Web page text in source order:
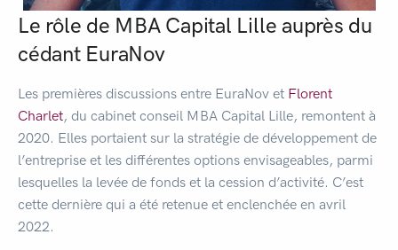
Le rôle de MBA Capital Lille auprès du
cédant EuraNov
Les premières discussions entre EuraNov et Florent
Charlet, du cabinet conseil MBA Capital Lille, remontent à
2020. Elles portaient sur la stratégie de développement de
l’entreprise et les différentes options envisageables, parmi
lesquelles la levée de fonds et la cession d’activité. C’est
cette dernière qui a été retenue et enclenchée en avril
2022.